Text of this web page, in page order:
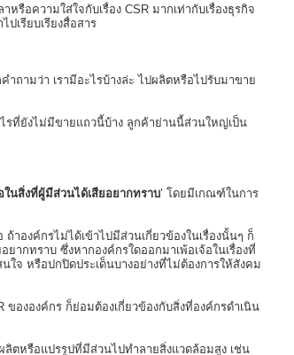
รือความใส่ใจกับเรื่อง CSR มากเท่ากับเรื่องธุรกิจ
เรียบเรียงสื่อสาร
ถามว่า เรามีอะไรบ้างล่ะ ไปผลิตหรือไปรับมาขาย
รที่ยังไม่มีขายแถวนี้บ้าง ลูกค้าย่านนี้ส่วนใหญ่เป็น
ในสิ่งที่ผู้มีส่วนได้เสียอยากทราบ’ โดยมีเกณฑ์ในการ
าองค์กรไม่ได้เข้าไปมีส่วนเกี่ยวข้องในเรื่องนั้นๆ ก็
ากทราบ ซึ่งหากองค์กรใดออกมาเพ้อเจ้อในเรื่องที่
ใจ หรือปกปิดประเด็นบางอย่างที่ไม่ต้องการให้สังคม
ององค์กร ก็ย่อมต้องเกี่ยวข้องกับสิ่งที่องค์กรดำเนิน
ตหรือแปรรูปที่มีส่วนไปทำลายสิ่งแวดล้อมสูง เช่น